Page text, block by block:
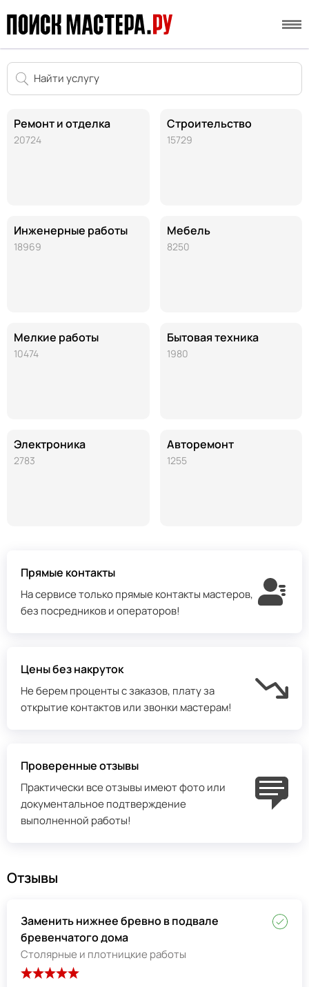
Ремонт и отделка
20724
Инженерные работы
18969
Мелкие работы
10474
Электроника
2783
Строительство
15729
Мебель
8250
Бытовая техника
1980
Авторемонт
1255
Прямые контакты
На сервисе только прямые контакты мастеров,
без посредников и операторов!
Цены без накруток
Не берем проценты с заказов, плату за
открытие контактов или звонки мастерам!
Проверенные отзывы
Практически все отзывы имеют фото или
документальное подтверждение
выполненной работы!
Отзывы
Заменить нижнее бревно в подвале
бревенчатого дома
Столярные и плотницкие работы